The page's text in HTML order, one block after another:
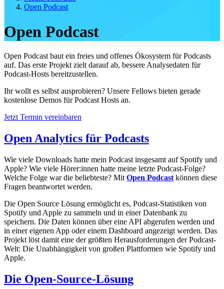
Open Podcast
Open Podcast
Open Podcast baut ein freies und offenes Ökosystem für Podcasts
auf. Das erste Projekt zielt darauf ab, bessere Analysedaten für
Podcast-Hosts bereitzustellen.
Ihr wollt es selbst ausprobieren? Unsere Fellows bieten gerade
kostenlose Demos für Podcast Hosts an.
Jetzt Termin vereinbaren
Open Analytics für Podcasts
Wie viele Downloads hatte mein Podcast insgesamt auf Spotify und
Apple? Wie viele Hörer:innen hatte meine letzte Podcast-Folge?
Welche Folge war die beliebteste? Mit Open Podcast können diese
Fragen beantwortet werden.
Die Open Source Lösung ermöglicht es, Podcast-Statistiken von
Spotify und Apple zu sammeln und in einer Datenbank zu
speichern. Die Daten können über eine API abgerufen werden und
in einer eigenen App oder einem Dashboard angezeigt werden. Das
Projekt löst damit eine der größten Herausforderungen der Podcast-
Welt: Die Unabhängigkeit von großen Plattformen wie Spotify und
Apple.
Die Open-Source-Lösung